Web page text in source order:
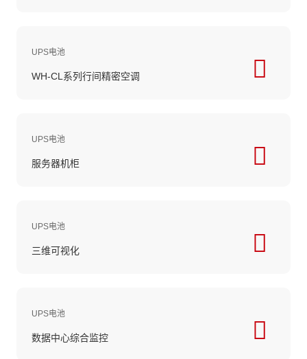
UPS电池
WH-CL系列行间精密空调
UPS电池
服务器机柜
UPS电池
三维可视化
UPS电池
数据中心综合监控